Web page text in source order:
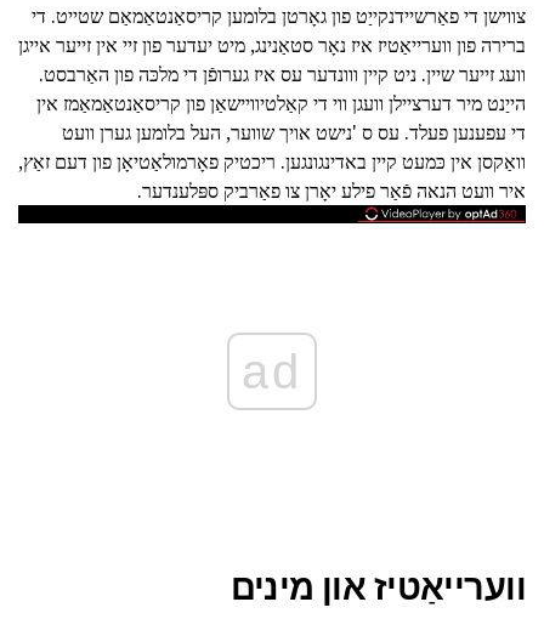
צווישן די פאַרשיידנקייַט פון גאָרטן בלומען קריסאַנטאַמאַם שטייט. די
ברירה פון ווערייאַטיז איז נאָר סטאַנינג, מיט יעדער פון זיי אין זייער אייגן
וועג זייער שיין. ניט קיין ווונדער עס איז גערופֿן די מלכּה פון האַרבסט.
הייַנט מיר דערציילן וועגן ווי די קאַלטיוויישאַן פון קריסאַנטאַמאַמז אין
די עפענען פעלד. עס ס 'נישט אויך שווער, העל בלומען גערן וועט
וואַקסן אין כּמעט קיין באדינגונגען. ריכטיק פאָרמולאַטיאָן פון דעם זאַץ,
איר וועט הנאה פֿאַר פילע יאָרן צו פאַרביק ספּלענדער.
ad
ווערייאַטיז און מינים